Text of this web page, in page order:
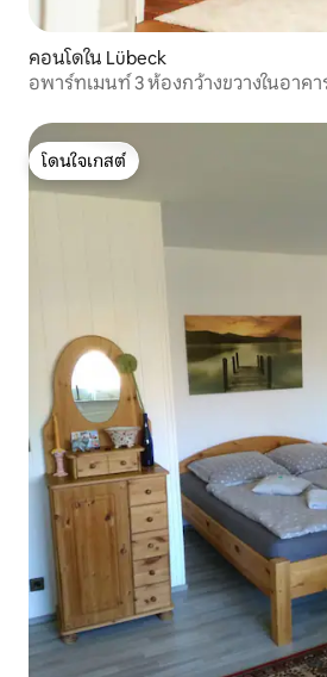
คอนโดใน Lübeck
อพาร์ทเมนท์ 3 ห้องกว้างขวางในอาคา
โดนใจเกสต์
โดนใจเกสต์